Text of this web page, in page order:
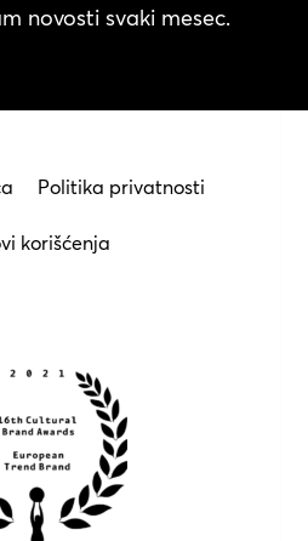
novosti svaki mesec.
Politika privatnosti
korišćenja